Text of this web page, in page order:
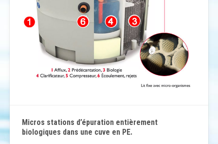
Micros stations d’épuration entièrement
biologiques dans une cuve en PE.